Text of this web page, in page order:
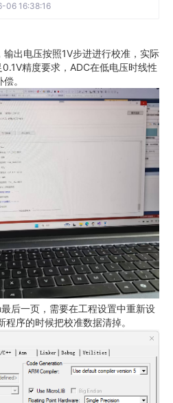
06 16:38:16
出电压按照1V步进进行校准，实际
精度要求，ADC在低电压时线性
。
后一页，需要在工程设置中重新设
序的时候把校准数据清掉。